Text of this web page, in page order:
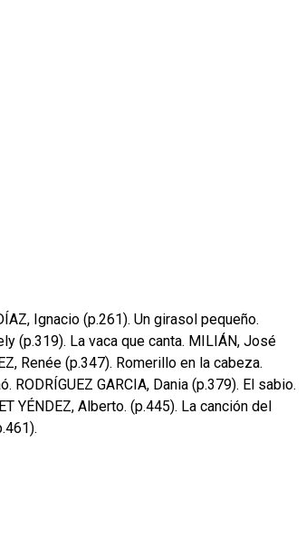
Ignacio (p.261). Un girasol pequeño.
(p.319). La vaca que canta. MILIÁN, José
Renée (p.347). Romerillo en la cabeza.
RODRÍGUEZ GARCIA, Dania (p.379). El sabio.
YÉNDEZ, Alberto. (p.445). La canción del